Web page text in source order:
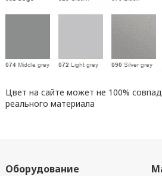
Цвет на сайте может не 100%
реального материала
Оборудование